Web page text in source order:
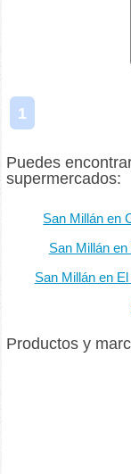
1
Puedes
supermercados:
San Millán en
San Millán en
San Millán en
Productos y